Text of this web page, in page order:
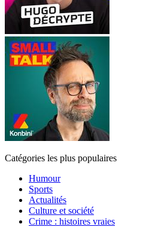
Catégories les plus populaires
Humour
Sports
Actualités
Culture et société
Crime : histoires vraies